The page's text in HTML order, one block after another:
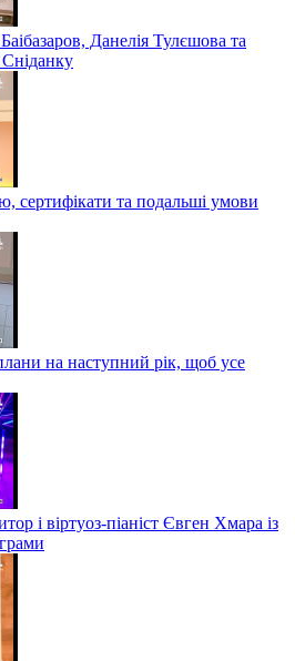
Данелія Тулєшова та
Сніданку
сертифікати та подальші умови
на наступний рік, щоб усе
і віртуоз-піаніст Євген Хмара із